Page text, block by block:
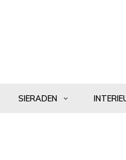
SIERADEN